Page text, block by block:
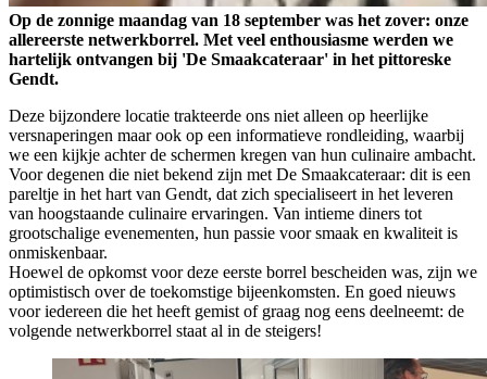
Op de zonnige maandag van 18 september was het zover: onze
allereerste netwerkborrel. Met veel enthousiasme werden we
hartelijk ontvangen bij 'De Smaakcateraar' in het pittoreske
Gendt.
Deze bijzondere locatie trakteerde ons niet alleen op heerlijke
versnaperingen maar ook op een informatieve rondleiding, waarbij
we een kijkje achter de schermen kregen van hun culinaire ambacht.
Voor degenen die niet bekend zijn met De Smaakcateraar: dit is een
pareltje in het hart van Gendt, dat zich specialiseert in het leveren
van hoogstaande culinaire ervaringen. Van intieme diners tot
grootschalige evenementen, hun passie voor smaak en kwaliteit is
onmiskenbaar.
Hoewel de opkomst voor deze eerste borrel bescheiden was, zijn we
optimistisch over de toekomstige bijeenkomsten. En goed nieuws
voor iedereen die het heeft gemist of graag nog eens deelneemt: de
volgende netwerkborrel staat al in de steigers!